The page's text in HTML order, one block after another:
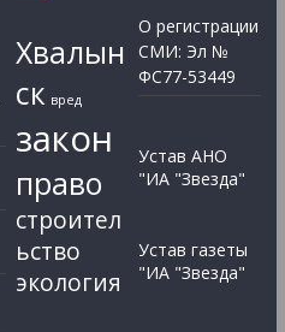
Хвалын
ск вред
закон
право
строител
ьство
экология
О регистрации
СМИ: Эл №
ФС77-53449
Устав АНО
"ИА "Звезда"
Устав газеты
"ИА "Звезда"